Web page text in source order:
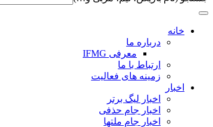
خانه
درباره ما
معرفی IFMG
ارتباط با ما
زمینه های فعالیت
اخبار
اخبار لیگ برتر
اخبار جام حذفی
اخبار جام ملتها